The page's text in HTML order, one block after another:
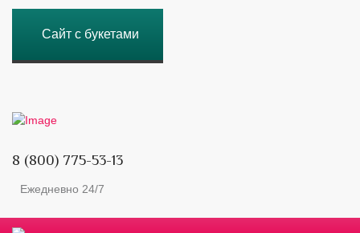
Сайт с букетами
8 (800) 775-53-13
Ежедневно 24/7